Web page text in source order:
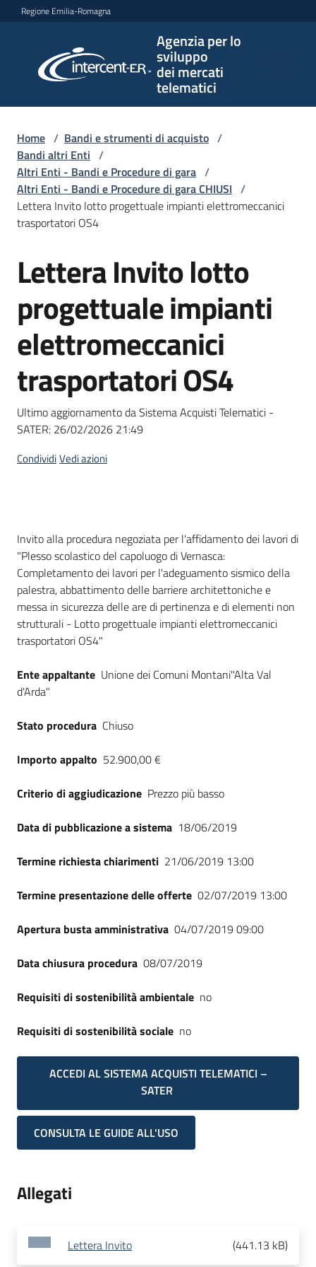
Vai al contenuto
Vai alla navigazione
Vai al footer
Regione Emilia-Romagna
Agenzia per lo
sviluppo
dei mercati
telematici
per lo
sviluppo
telematici
L'Agenzia
Bandi
e
di
acquisto
Supporto
Piattaforme
telematiche
English
site
Seguici
Home / Bandi e strumenti di acquisto /
Bandi altri Enti /
Altri Enti - Bandi e Procedure di gara /
Altri Enti - Bandi e Procedure di gara CHIUSI /
Lettera Invito lotto progettuale impianti elettromeccanici
trasportatori OS4
Salta al contenuto
Lettera Invito lotto
progettuale impianti
elettromeccanici
trasportatori OS4
Ultimo aggiornamento da Sistema Acquisti Telematici -
SATER: 26/02/2026 21:49
CondividiVedi azioni
Dati del bando
Invito alla procedura negoziata per l'affidamento dei lavori di
"Plesso scolastico del capoluogo di Vernasca:
Completamento dei lavori per l'adeguamento sismico della
palestra, abbattimento delle barriere architettoniche e
messa in sicurezza delle are di pertinenza e di elementi non
strutturali - Lotto progettuale impianti elettromeccanici
trasportatori OS4"
Ente appaltante Unione dei Comuni Montani"Alta Val
d'Arda"
Stato procedura Chiuso
Importo appalto 52.900,00 €
Criterio di aggiudicazione Prezzo più basso
Data di pubblicazione a sistema 18/06/2019
Termine richiesta chiarimenti 21/06/2019 13:00
Termine presentazione delle offerte 02/07/2019 13:00
Apertura busta amministrativa 04/07/2019 09:00
Data chiusura procedura 08/07/2019
Requisiti di sostenibilità ambientale no
Requisiti di sostenibilità sociale no
ACCEDI AL SISTEMA ACQUISTI TELEMATICI –
SATER
CONSULTA LE GUIDE ALL'USO
Allegati
Lettera Invito (441.13 kB)